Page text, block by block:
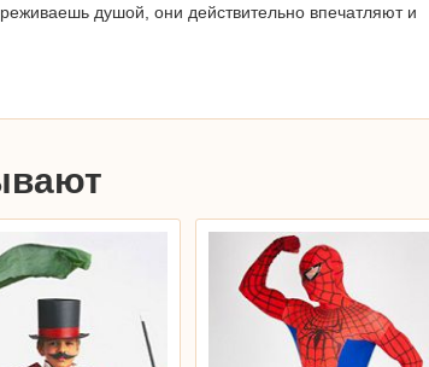
душой, они действительно впечатляют и